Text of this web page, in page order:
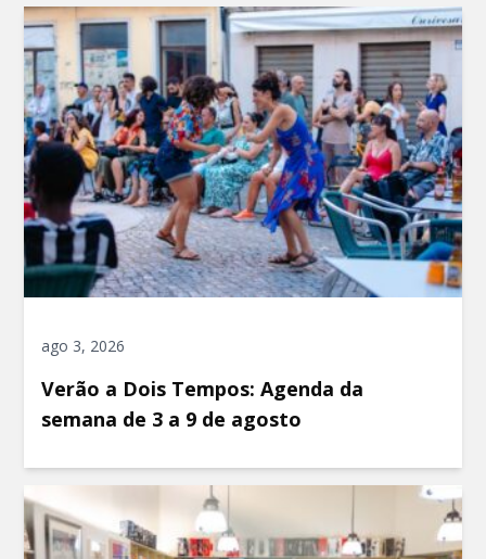
ago 3, 2026
Verão a Dois Tempos: Agenda da
semana de 3 a 9 de agosto